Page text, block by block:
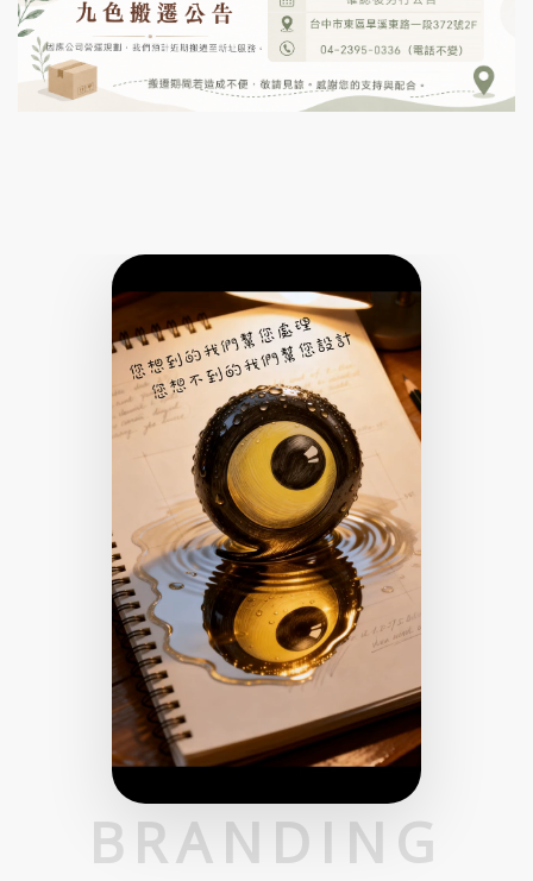
BRANDING